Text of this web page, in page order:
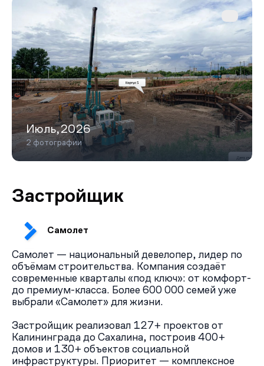
Июль,2026
2 фотографии
Застройщик
Самолет
Самолет — национальный девелопер, лидер по
объёмам строительства. Компания создаёт
современные кварталы «под ключ»: от комфорт-
до премиум-класса. Более 600 000 семей уже
выбрали «Самолет» для жизни.
Застройщик реализовал 127+ проектов от
Калининграда до Сахалина, построив 400+
домов и 130+ объектов социальной
инфраструктуры. Приоритет — комплексное